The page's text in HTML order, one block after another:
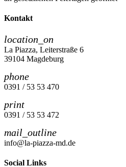
Kontakt
location_on
La Piazza, Leiterstraße 6
39104 Magdeburg
phone
0391 / 53 53 470
print
0391 / 53 53 472
mail_outline
info@la-piazza-md.de
Social Links